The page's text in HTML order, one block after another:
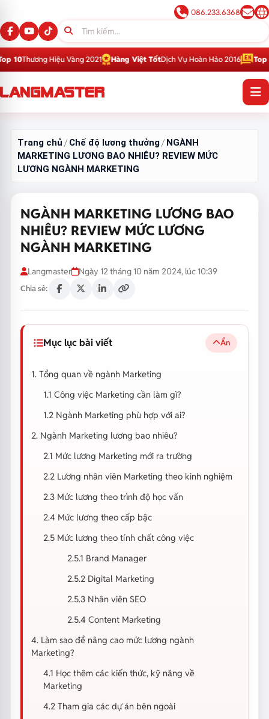
086.233.6368
Vàng 2021 Hàng Việt TốtDịch Vụ Hoàn Hảo 2016 Top 1Thương
Trang chủ /Chế độ lương thưởng/NGÀNH
MARKETING LƯƠNG BAO NHIÊU? REVIEW MỨC
LƯƠNG NGÀNH MARKETING
NGÀNH MARKETING LƯƠNG BAO
NHIÊU? REVIEW MỨC LƯƠNG
NGÀNH MARKETING
Langmaster Ngày 12 tháng 10 năm 2024, lúc 10:39
Chia sẻ:
Mục lục bài viết Ẩn
1. Tổng quan về ngành Marketing
1.1 Công việc Marketing cần làm gì?
1.2 Ngành Marketing phù hợp với ai?
2. Ngành Marketing lương bao nhiêu?
2.1 Mức lương Marketing mới ra trường
2.2 Lương nhân viên Marketing theo kinh nghiệm
2.3 Mức lương theo trình độ học vấn
2.4 Mức lương theo cấp bậc
2.5 Mức lương theo tính chất công việc
2.5.1 Brand Manager
2.5.2 Digital Marketing
2.5.3 Nhân viên SEO
2.5.4 Content Marketing
4. Làm sao để nâng cao mức lương ngành
Marketing?
4.1 Học thêm các kiến thức, kỹ năng về
Marketing
4.2 Tham gia các dự án bên ngoài